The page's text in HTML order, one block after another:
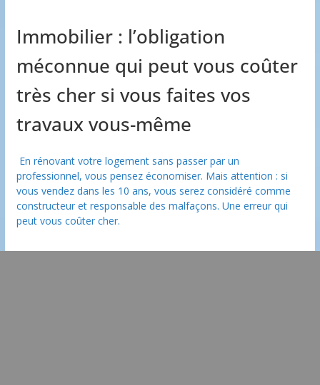
Immobilier : l’obligation
méconnue qui peut vous coûter
très cher si vous faites vos
travaux vous-même
En rénovant votre logement sans passer par un
professionnel, vous pensez économiser. Mais attention : si
vous vendez dans les 10 ans, vous serez considéré comme
constructeur et responsable des malfaçons. Une erreur qui
peut vous coûter cher.